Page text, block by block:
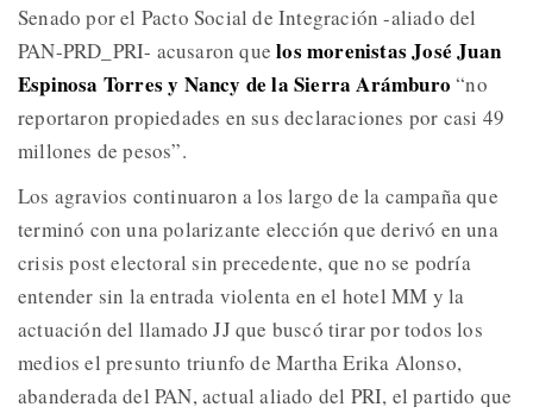
Senado por el Pacto Social de Integración -aliado del
PAN-PRD_PRI- acusaron que los morenistas José Juan
Espinosa Torres y Nancy de la Sierra Arámburo “no
reportaron propiedades en sus declaraciones por casi 49
millones de pesos”.
Los agravios continuaron a los largo de la campaña que
terminó con una polarizante elección que derivó en una
crisis post electoral sin precedente, que no se podría
entender sin la entrada violenta en el hotel MM y la
actuación del llamado JJ que buscó tirar por todos los
medios el presunto triunfo de Martha Erika Alonso,
abanderada del PAN, actual aliado del PRI, el partido que